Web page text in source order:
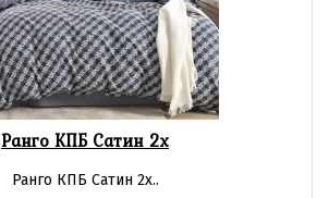
Ранго КПБ Сатин 2х
Ранго КПБ Сатин 2х..